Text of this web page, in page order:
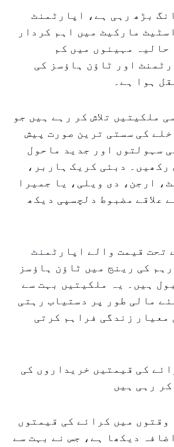
بڑھ رہی ہے، اپارٹمنٹ
مارکیٹ میں اہم کردار
حالیہ مہینوں میں کم
اور ٹاؤن ہاؤسز کی
ہوا ہے۔
ملکیتیں تلاش کر رہے ہیں جو
کی سستی ترین صورت پیش
سہولتوں اور جدید ماحول
رکھیں۔ دبئی کریک ہاربر،
ارجن، دی ویلی، یا جمیرا
علاقے مضبوط دلچسپی دیکھ
تحت قیمت والے اپارٹمنٹ
درہم کی رینج میں ٹاؤن ہاؤسز
ہیں۔ یہ ملکیتیں بہت سے
مالی طور پر دستیاب رہتی
معیار زندگی فراہم کرتی
کی قیمتیں خریداروں کی
رہی ہیں
وقتوں میں کرائے کی قیمتوں
دیکھا ہے، جس نے بہت سے